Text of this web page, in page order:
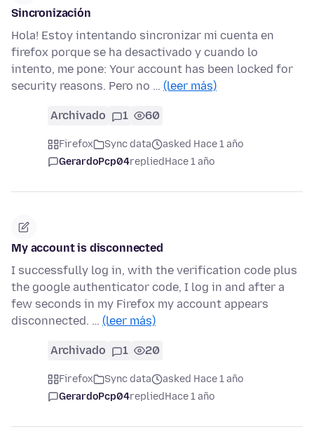
Sincronización
Hola! Estoy intentando sincronizar mi cuenta en
firefox porque se ha desactivado y cuando lo
intento, me pone: Your account has been locked for
security reasons. Pero no … (leer más)
Archivado 1 60
Firefox Sync data
asked Hace 1 año
GerardoPcp04repliedHace 1 año
My account is disconnected
I successfully log in, with the verification code plus
the google authenticator code, I log in and after a
few seconds in my Firefox my account appears
disconnected. … (leer más)
Archivado 1 20
Firefox Sync data
asked Hace 1 año
GerardoPcp04repliedHace 1 año